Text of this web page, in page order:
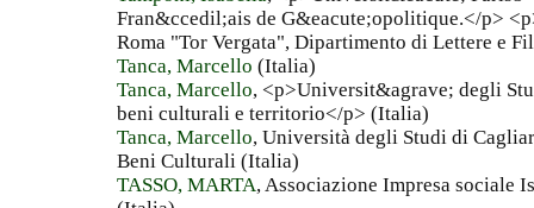
Fran&ccedil;ais de G&eacute;opolitique.</p>
Roma "Tor Vergata", Dipartimento di Lettere e
Tanca, Marcello (Italia)
Tanca, Marcello, <p>Universit&agrave; degli
beni culturali e territorio</p> (Italia)
Tanca, Marcello, Università degli Studi di
Beni Culturali (Italia)
TASSO, MARTA, Associazione Impresa sociale